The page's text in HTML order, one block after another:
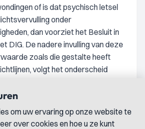
of is dat psychisch letsel
onder
dan voorziet het Besluit in
DIG. De nadere invulling van deze
zoals die gestalte heeft
volgt het onderscheid
maakt. De Raad stelt vast dat
passage uit de Richtlijnen
om uw ervaring op onze website te
over cookies en hoe u ze kunt